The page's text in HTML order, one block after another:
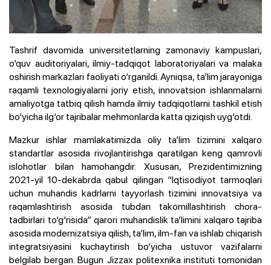
Tashrif davomida universitetlarning zamonaviy kampuslari,
o‘quv auditoriyalari, ilmiy-tadqiqot laboratoriyalari va malaka
oshirish markazlari faoliyati o‘rganildi. Ayniqsa, ta’lim jarayoniga
raqamli texnologiyalarni joriy etish, innovatsion ishlanmalarni
amaliyotga tatbiq qilish hamda ilmiy tadqiqotlarni tashkil etish
bo‘yicha ilg‘or tajribalar mehmonlarda katta qiziqish uyg‘otdi.
Mazkur ishlar mamlakatimizda oliy ta’lim tizimini xalqaro
standartlar asosida rivojlantirishga qaratilgan keng qamrovli
islohotlar bilan hamohangdir. Xususan, Prezidentimizning
2021-yil 10-dekabrda qabul qilingan “Iqtisodiyot tarmoqlari
uchun muhandis kadrlarni tayyorlash tizimini innovatsiya va
raqamlashtirish asosida tubdan takomillashtirish chora-
tadbirlari to‘g‘risida” qarori muhandislik ta’limini xalqaro tajriba
asosida modernizatsiya qilish, ta’lim, ilm-fan va ishlab chiqarish
integratsiyasini kuchaytirish bo‘yicha ustuvor vazifalarni
belgilab bergan. Bugun Jizzax politexnika instituti tomonidan